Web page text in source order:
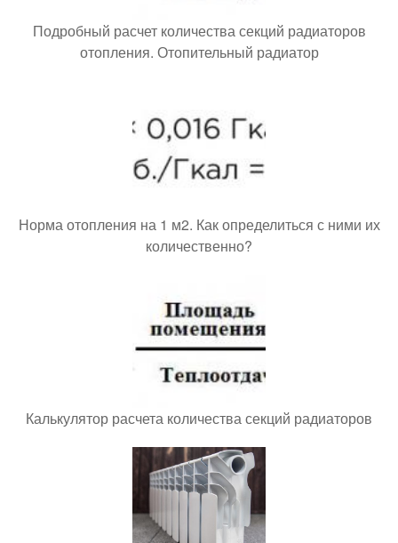
Подробный расчет количества секций радиаторов
отопления. Отопительный радиатор
Норма отопления на 1 м2. Как определиться с ними их
количественно?
Калькулятор расчета количества секций радиаторов